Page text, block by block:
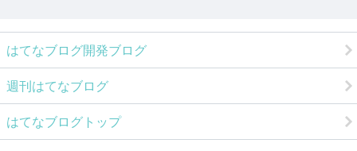
はてなブログ開発ブログ
週刊はてなブログ
はてなブログトップ